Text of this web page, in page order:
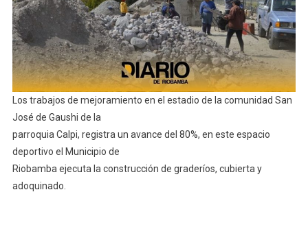
Los trabajos de mejoramiento en el estadio de la comunidad San
José de Gaushi de la
parroquia Calpi, registra un avance del 80%, en este espacio
deportivo el Municipio de
Riobamba ejecuta la construcción de graderíos, cubierta y
adoquinado.